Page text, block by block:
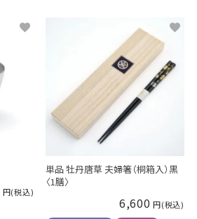
単品 牡丹唐草 夫婦箸（桐箱入）黒
〈1膳〉
6,600